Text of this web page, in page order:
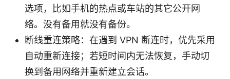
选项，比如手机的热点或车站的其它公开网
络。没有备用就没有备份。
断线重连策略：在遇到 VPN 断连时，优先采用
自动重新连接；若短时间内无法恢复，手动切
换到备用网络并重新建立会话。